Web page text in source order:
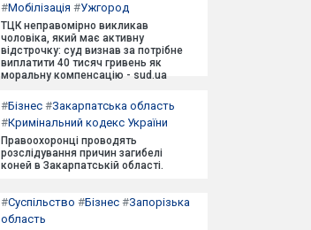
#Мобілізація #Ужгород
ТЦК неправомірно викликав
чоловіка, який має активну
відстрочку: суд визнав за потрібне
виплатити 40 тисяч гривень як
моральну компенсацію - sud.ua
#Бізнес #Закарпатська область
#Кримінальний кодекс України
Правоохоронці проводять
розслідування причин загибелі
коней в Закарпатській області.
#Суспільство #Бізнес #Запорізька
область